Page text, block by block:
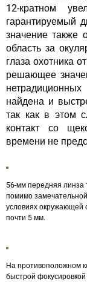
12-кратном
гарантируемый
значение также
область за
глаза охотника
решающее
найдена и
так как в этом
контакт со
времени не
56-мм передняя линза
помимо
условиях окружающей
почти 5 мм.
На противоположном
быстрой фокусировкой